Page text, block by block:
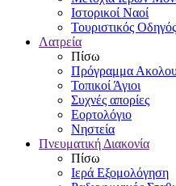
Ιστορικοί Ναοί
Τουριστικός
Λατρεία
Πίσω
Πρόγραμμα
Τοπικοί Άγιοι
Συχνές απορίες
Εορτολόγιο
Νηστεία
Πνευματική Διακονία
Πίσω
Ιερά Εξομολόγηση